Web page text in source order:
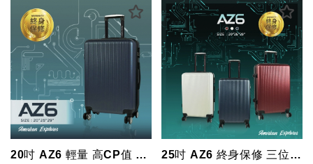
20吋 AZ6 輕量 高CP值 靜音飛機輪 行李箱 登機箱 霧面 旅行箱 拉桿箱... 25吋 AZ6 終身保修 三位數密碼鎖 硬殼箱 霧面防刮 特賣 行李箱 輕量 飛...